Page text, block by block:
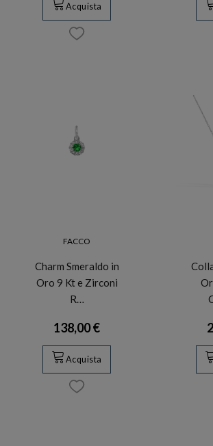
Acquista
FACCO
Charm Smeraldo in
Oro 9 Kt e Zirconi
R…
138,00 €
Acquista